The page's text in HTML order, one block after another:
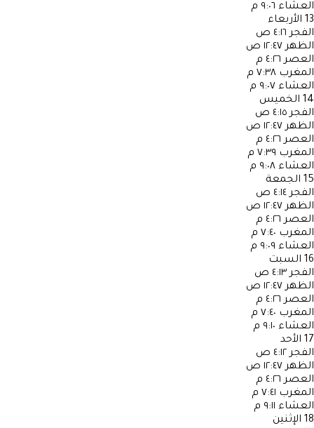
العشاء ٩:٠٦ م
13 الأربعاء
الفجر ٤:١٦ ص
الظهر ١٢:٤٧ ص
العصر ٤:٢٦ م
المغرب ٧:٣٨ م
العشاء ٩:٠٧ م
14 الخميس
الفجر ٤:١٥ ص
الظهر ١٢:٤٧ ص
العصر ٤:٢٦ م
المغرب ٧:٣٩ م
العشاء ٩:٠٨ م
15 الجمعة
الفجر ٤:١٤ ص
الظهر ١٢:٤٧ ص
العصر ٤:٢٦ م
المغرب ٧:٤٠ م
العشاء ٩:٠٩ م
16 السبت
الفجر ٤:١٣ ص
الظهر ١٢:٤٧ ص
العصر ٤:٢٦ م
المغرب ٧:٤٠ م
العشاء ٩:١٠ م
17 الأحد
الفجر ٤:١٢ ص
الظهر ١٢:٤٧ ص
العصر ٤:٢٦ م
المغرب ٧:٤١ م
العشاء ٩:١١ م
18 الإثنين